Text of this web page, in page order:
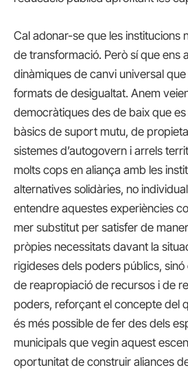
Cal adonar-se que les institucions
de transformació. Però sí que ens
dinàmiques de canvi universal
formats de desigualtat. Anem
democràtiques des de baix que
bàsics de suport mutu, de
sistemes d’autogovern i arrels
molts cops en aliança amb les
alternatives solidàries, no
entendre aquestes experiències
mer substitut per satisfer de
pròpies necessitats davant la
rigideses dels poders públics,
de reapropiació de recursos i de
poders, reforçant el concepte del
és més possible de fer des dels
municipals que vegin aquest
oportunitat de construir aliances